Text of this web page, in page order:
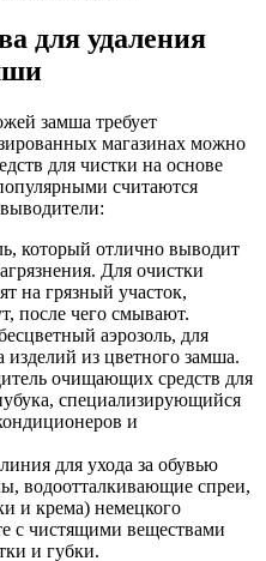
для удаления
замша требует
магазинах можно
для чистки на основе
считаются
который отлично выводит
Для очистки
на грязный участок,
после чего смывают.
аэрозоль, для
из цветного замша.
очищающих средств для
специализирующийся
и
для ухода за обувью
водоотталкивающие спреи,
и крема) немецкого
с чистящими веществами
и губки.